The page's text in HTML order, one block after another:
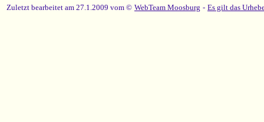
Zuletzt bearbeitet am 27.1.2009 vom © WebTeam Moosburg - Es gilt das